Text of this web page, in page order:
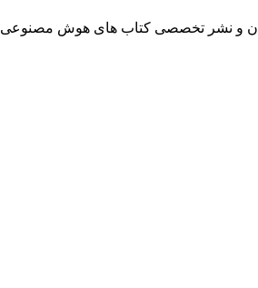
و نشر تخصصی کتاب های هوش مصنوعی